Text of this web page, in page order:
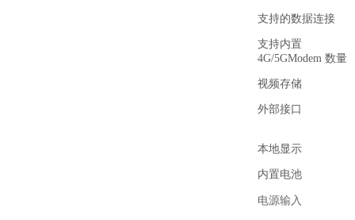
支持的数据连接
支持内置
4G/5GModem 数量
视频存储
外部接口
本地显示
内置电池
电源输入